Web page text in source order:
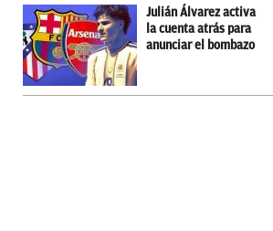
Julián Álvarez activa
la cuenta atrás para
anunciar el bombazo